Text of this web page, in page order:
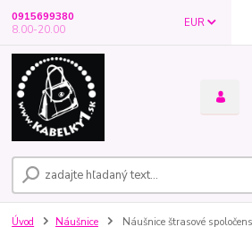
EUR
0915699380
8.00-20.00
Úvod Náušnice Náušnice štrasové